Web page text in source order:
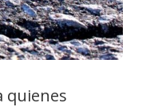
quienes